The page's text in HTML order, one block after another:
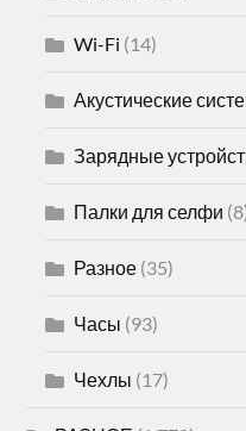
Wi-Fi (14)
Акустические
Зарядные
Палки для селфи
Разное (35)
Часы (93)
Чехлы (17)